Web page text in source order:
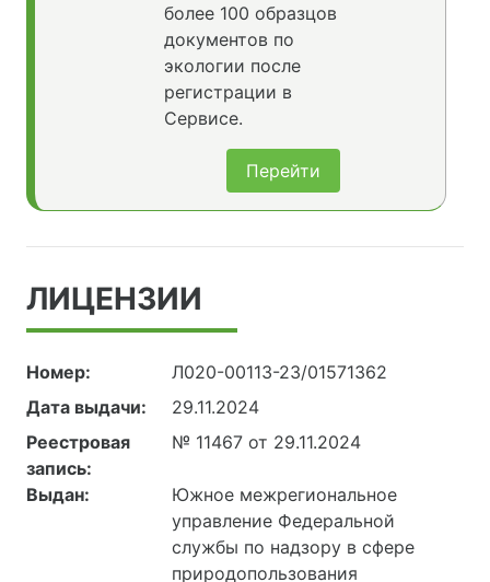
более 100 образцов
документов по
экологии после
регистрации в
Сервисе.
Перейти
ЛИЦЕНЗИИ
Номер:
Л020-00113-23/01571362
Дата выдачи:
29.11.2024
Реестровая
запись:
№ 11467 от 29.11.2024
Выдан:
Южное межрегиональное
управление Федеральной
службы по надзору в сфере
природопользования